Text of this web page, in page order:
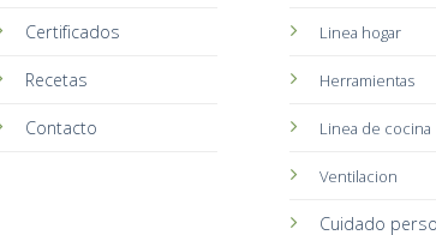
Certificados
Recetas
Contacto
Linea hogar
Herramientas
Linea de cocina
Ventilacion
Cuidado